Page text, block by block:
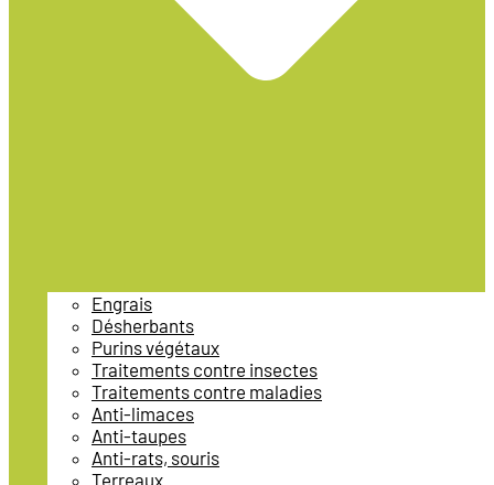
Engrais
Désherbants
Purins végétaux
Traitements contre insectes
Traitements contre maladies
Anti-limaces
Anti-taupes
Anti-rats, souris
Terreaux